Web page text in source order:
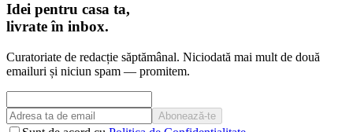
Idei pentru casa ta,
livrate în inbox.
Curatoriate de redacție săptămânal. Niciodată mai mult de două
emailuri și niciun spam — promitem.
Abonează-te